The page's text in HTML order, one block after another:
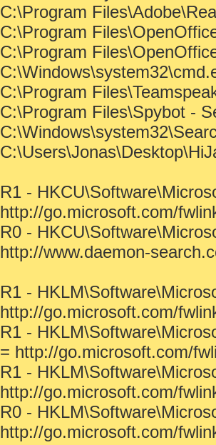
C:\Program
C:\Program
C:\Program
C:\Program
C:\Program Files\Spybot -
R1 -
http://go.microsoft.com/
R0 -
http://www.daemon-
R1 -
http://go.microsoft.com/
R1 -
= http://go.microsoft.com/
R1 -
http://go.microsoft.com/
R0 -
http://go.microsoft.com/